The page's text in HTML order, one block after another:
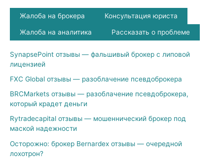
Жалоба на брокера Консультация юриста
Жалоба на аналитика Рассказать о проблеме
SynapsePoint отзывы — фальшивый брокер с липовой
лицензией
FXC Global отзывы — разоблачение псевдоброкера
BRCMarkets отзывы — разоблачение псевдоброкера,
который крадет деньги
Rytradecapital отзывы — мошеннический брокер под
маской надежности
Осторожно: брокер Bernardex отзывы — очередной
лохотрон?